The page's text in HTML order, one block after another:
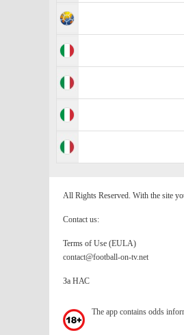
All Rights Reserved. With the site
Contact us:
Terms of Use (EULA)
contact@football-on-tv.net
За НАС
The app contains odds